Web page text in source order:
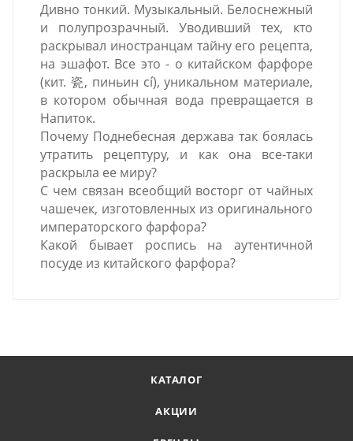
Дивно тонкий. Музыкальный. Белоснежный
и полупрозрачный. Уводивший тех, кто
раскрывал иностранцам тайну его рецепта,
на эшафот. Все это - о китайском фарфоре
(кит. 瓷, пиньин cí), уникальном материале,
в котором обычная вода превращается в
Напиток.
Почему Поднебесная держава так боялась
утратить рецептуру, и как она все-таки
раскрыла ее миру?
С чем связан всеобщий восторг от чайных
чашечек, изготовленных из оригинального
императорского фарфора?
Какой бывает роспись на аутентичной
посуде из китайского фарфора?
КАТАЛОГ
АКЦИИ